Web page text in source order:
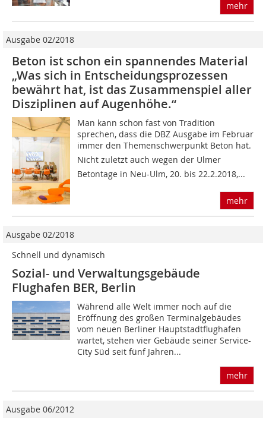
mehr
Ausgabe 02/2018
Beton ist schon ein spannendes Material
„Was sich in Entscheidungsprozessen
bewährt hat, ist das Zusammenspiel aller
Disziplinen auf Augenhöhe.“
Man kann schon fast von Tradition
sprechen, dass die DBZ Ausgabe im Februar
immer den Themenschwerpunkt Beton hat.
Nicht zuletzt auch wegen der Ulmer
Betontage in Neu-Ulm, 20. bis 22.2.2018,...
mehr
Ausgabe 02/2018
Schnell und dynamisch
Sozial- und Verwaltungsgebäude
Flughafen BER, Berlin
Während alle Welt immer noch auf die
Eröffnung des großen Terminalgebäudes
vom neuen Berliner Hauptstadtflughafen
wartet, stehen vier Gebäude seiner Service-
City Süd seit fünf Jahren...
mehr
Ausgabe 06/2012